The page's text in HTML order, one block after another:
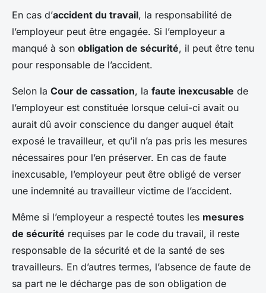
En cas d’accident du travail, la responsabilité de
l’employeur peut être engagée. Si l’employeur a
manqué à son obligation de sécurité, il peut être tenu
pour responsable de l’accident.
Selon la Cour de cassation, la faute inexcusable de
l’employeur est constituée lorsque celui-ci avait ou
aurait dû avoir conscience du danger auquel était
exposé le travailleur, et qu’il n’a pas pris les mesures
nécessaires pour l’en préserver. En cas de faute
inexcusable, l’employeur peut être obligé de verser
une indemnité au travailleur victime de l’accident.
Même si l’employeur a respecté toutes les mesures
de sécurité requises par le code du travail, il reste
responsable de la sécurité et de la santé de ses
travailleurs. En d’autres termes, l’absence de faute de
sa part ne le décharge pas de son obligation de